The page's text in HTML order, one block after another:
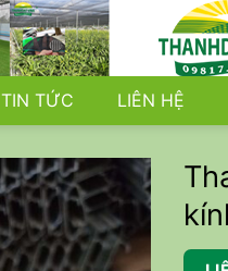
TIN TỨC LIÊN HỆ